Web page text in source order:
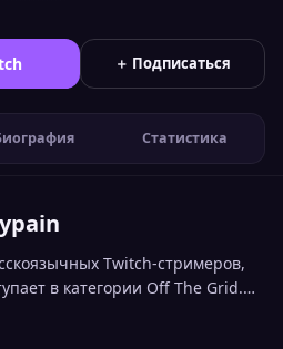
＋ Подписаться
Статистика
Twitch-стримеров,
в категории Off The Grid.
по онлайну. Статистика